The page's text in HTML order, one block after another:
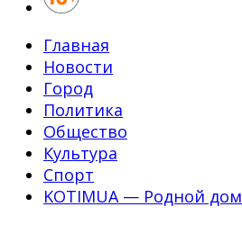
Главная
Новости
Город
Политика
Общество
Культура
Спорт
KOTIMUA — Родной дом